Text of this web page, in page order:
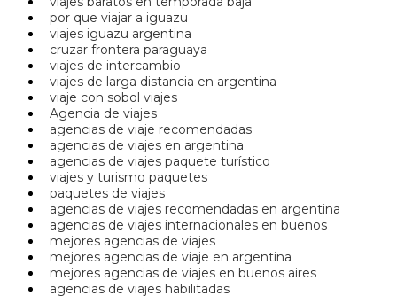
por que viajar a iguazu
viajes iguazu argentina
cruzar frontera paraguaya
viajes de intercambio
viajes de larga distancia en argentina
viaje con sobol viajes
Agencia de viajes
agencias de viaje recomendadas
agencias de viajes en argentina
agencias de viajes paquete turístico
viajes y turismo paquetes
paquetes de viajes
agencias de viajes recomendadas en argentina
agencias de viajes internacionales en buenos
mejores agencias de viajes
mejores agencias de viaje en argentina
mejores agencias de viajes en buenos aires
agencias de viajes habilitadas